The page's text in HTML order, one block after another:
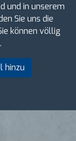
und in unserem
Sie uns die
können völlig
hinzu